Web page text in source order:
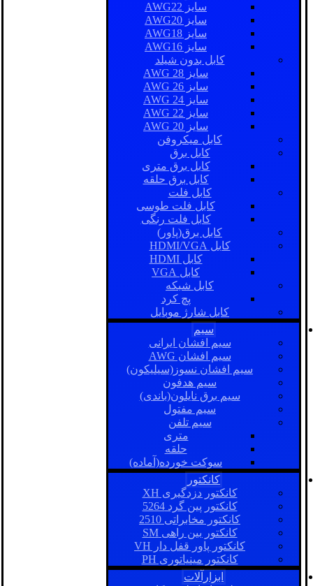
سایز AWG22
سایز AWG20
سایز AWG18
سایز AWG16
کابل بدون شیلد
سایز AWG 28
سایز AWG 26
سایز AWG 24
سایز AWG 22
سایز AWG 20
کابل میکروفن
کابل برق
کابل برق متری
کابل برق حلقه
کابل فلت
کابل فلت طوسی
کابل فلت رنگی
کابل برق(پاور)
کابل HDMI/VGA
کابل HDMI
کابل VGA
کابل شبکه
پچ کرد
کابل شارژ موبایل
سیم
سیم افشان ایرانی
سیم افشان AWG
سیم افشان نسوز(سیلیکون)
سیم هدفون
سیم برق نایلون(باندی)
سیم مفتول
سیم تلفن
متری
حلقه
سوکت خورده(آماده)
کانکتور
کانکتور دزدگیری XH
کانکتور پین گرد 5264
کانکتور مخابراتی 2510
کانکتور بین راهی SM
کانکتور پاور قفل دار VH
کانکتور مینیاتوری PH
ابزارآلات